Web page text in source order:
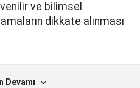
ve bilimsel
dikkate alınması
Devamı